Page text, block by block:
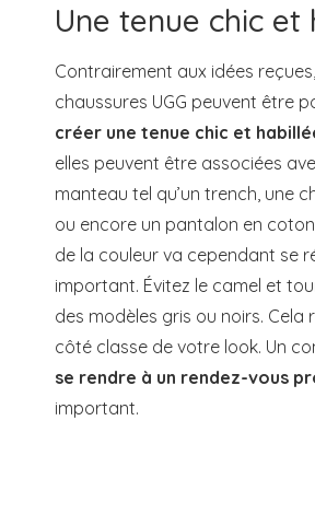
Une tenue chic et
Contrairement aux idées
chaussures UGG peuvent être
créer une tenue chic et
elles peuvent être associées
manteau tel qu’un trench, une
ou encore un pantalon en
de la couleur va cependant se
important. Évitez le camel et
des modèles gris ou noirs. Cela
côté classe de votre look. Un
se rendre à un rendez-vous
important.